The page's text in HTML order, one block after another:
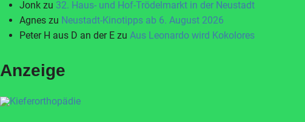
Jonk zu 32. Haus- und Hof-Trödelmarkt in der Neustadt
Agnes zu Neustadt-Kinotipps ab 6. August 2026
Peter H aus D an der E zu Aus Leonardo wird Kokolores
Anzeige